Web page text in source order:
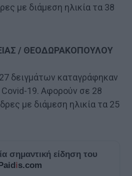
με διάμεση ηλικία τα 38
/ ΘΕΟΔΩΡΑΚΟΠΟΥΛΟΥ
δειγμάτων καταγράφηκαν
19. Αφορούν σε 28
με διάμεση ηλικία τα 25
σημαντική είδηση του
is.com